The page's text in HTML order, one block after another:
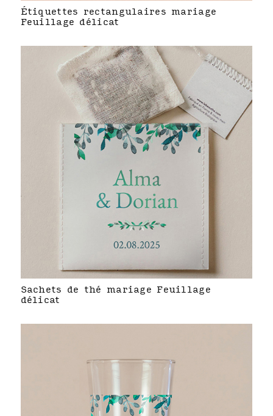
Étiquettes rectangulaires mariage
Feuillage délicat
Sachets de thé mariage Feuillage
délicat